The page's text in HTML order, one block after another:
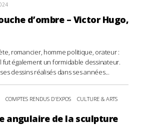
d’ombre – Victor Hugo,
romancier, homme politique, orateur :
fut également un formidable dessinateur.
dessins réalisés dans ses années...
COMPTES RENDUS D'EXPOS CULTURE & ARTS
angulaire de la sculpture